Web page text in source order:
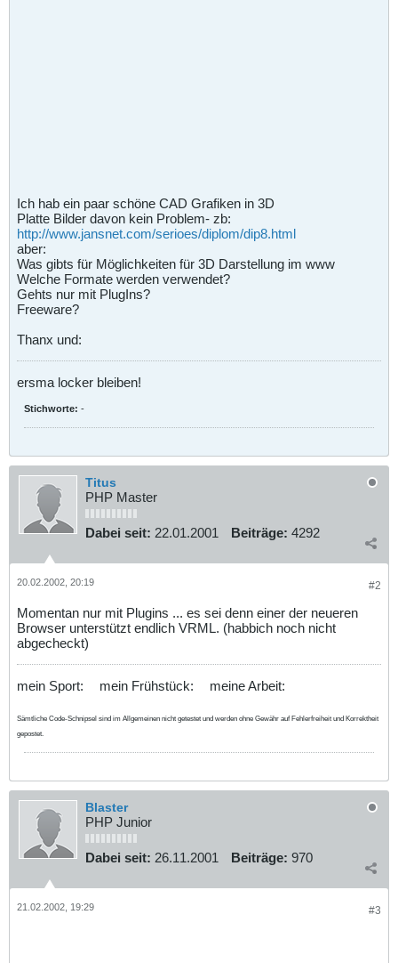
Ich hab ein paar schöne CAD Grafiken in 3D
Platte Bilder davon kein Problem- zb:
http://www.jansnet.com/serioes/diplom/dip8.html
aber:
Was gibts für Möglichkeiten für 3D Darstellung im www
Welche Formate werden verwendet?
Gehts nur mit PlugIns?
Freeware?
Thanx und:
ersma locker bleiben!
Stichworte: -
Titus
PHP Master
Dabei seit: 22.01.2001 Beiträge: 4292
#2
20.02.2002, 20:19
Momentan nur mit Plugins ... es sei denn einer der neueren
Browser unterstützt endlich VRML. (habbich noch nicht
abgecheckt)
mein Sport: mein Frühstück: meine Arbeit:
Sämtliche Code-Schnipsel sind im Allgemeinen nicht getestet und werden ohne Gewähr auf Fehlerfreiheit und Korrektheit
gepostet.
Blaster
PHP Junior
Dabei seit: 26.11.2001 Beiträge: 970
#3
21.02.2002, 19:29